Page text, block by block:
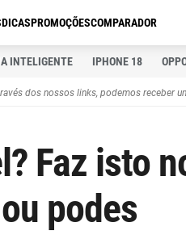
DICASPROMOÇÕESCOMPARADOR
INTELIGENTE IPHONE 18
dos nossos links, podemos receber
Faz isto
podes